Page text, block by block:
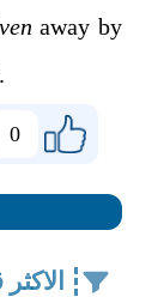
away by
0